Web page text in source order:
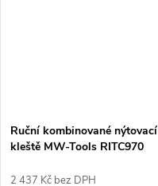
Ruční kombinované nýtovací
kleště MW-Tools RITC970
2 437 Kč bez DPH